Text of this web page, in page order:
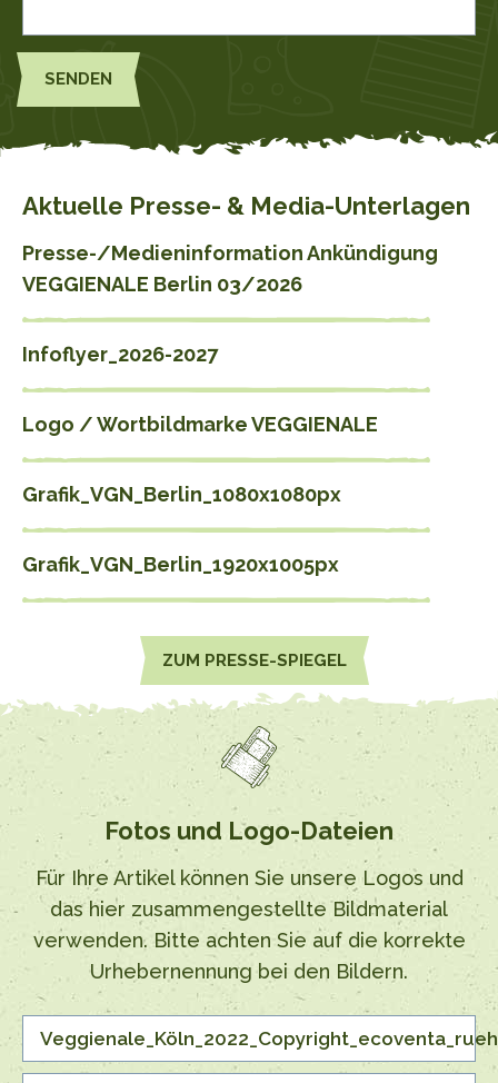
Aktuelle Presse- & Media-Unterlagen
Presse-/Medieninformation Ankündigung
VEGGIENALE Berlin 03/2026
Infoflyer_2026-2027
Logo / Wortbildmarke VEGGIENALE
Grafik_VGN_Berlin_1080x1080px
Grafik_VGN_Berlin_1920x1005px
ZUM PRESSE-SPIEGEL
Fotos und Logo-Dateien
Für Ihre Artikel können Sie unsere Logos und
das hier zusammengestellte Bildmaterial
verwenden. Bitte achten Sie auf die korrekte
Urhebernennung bei den Bildern.